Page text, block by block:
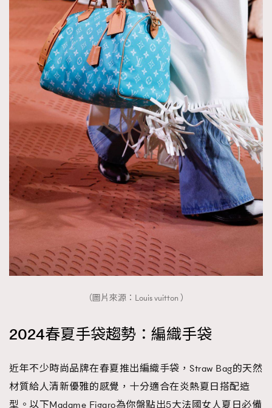
（圖片來源：Louis vuitton ）
2024春夏手袋趨勢：編織手袋
近年不少時尚品牌在春夏推出編織手袋，Straw Bag的天然
材質給人清新優雅的感覺，十分適合在炎熱夏日搭配造
型。以下Madame Figaro為你盤點出5大法國女人夏日必備